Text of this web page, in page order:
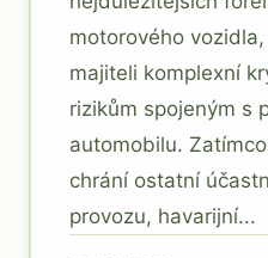
motorového
majiteli komplexní
rizikům spojeným s
automobilu.
chrání ostatní
provozu, havarijní...